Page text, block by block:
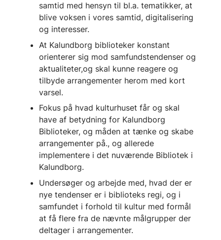
samtid med hensyn til bl.a. tematikker, at
blive voksen i vores samtid, digitalisering
og interesser.
At Kalundborg biblioteker konstant
orienterer sig mod samfundstendenser og
aktualiteter,og skal kunne reagere og
tilbyde arrangementer herom med kort
varsel.
Fokus på hvad kulturhuset får og skal
have af betydning for Kalundborg
Biblioteker, og måden at tænke og skabe
arrangementer på., og allerede
implementere i det nuværende Bibliotek i
Kalundborg.
Undersøger og arbejde med, hvad der er
nye tendenser er i biblioteks regi, og i
samfundet i forhold til kultur med formål
at få flere fra de nævnte målgrupper der
deltager i arrangementer.